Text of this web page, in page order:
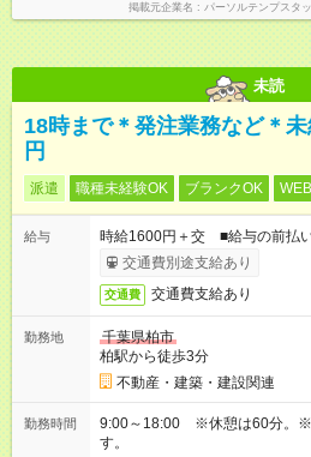
掲載元企業名 パーソルテンプスタ
未読
18時まで＊発注業務など＊
円
派遣 職種未経験OK ブランクOK
給与
時給1600円＋交 ■給与の前払
交通費別途支給あり
交通費 交通費支給あり
勤務地
千葉県柏市
柏駅から徒歩3分
不動産・建築・建設関連
勤務時間
9:00～18:00 ※休憩は60分。
す。